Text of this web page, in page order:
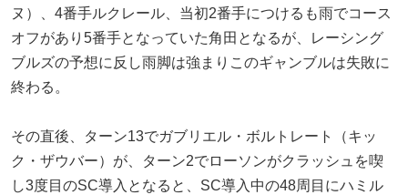
ヌ）、4番手ルクレール、当初2番手につけるも雨でコース
オフがあり5番手となっていた角田となるが、レーシング
ブルズの予想に反し雨脚は強まりこのギャンブルは失敗に
終わる。
その直後、ターン13でガブリエル・ボルトレート（キッ
ク・ザウバー）が、ターン2でローソンがクラッシュを喫
し3度目のSC導入となると、SC導入中の48周目にハミル